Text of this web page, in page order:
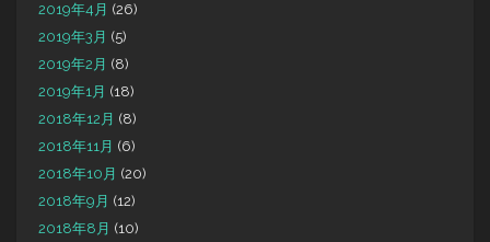
2019年4月 (26)
2019年3月 (5)
2019年2月 (8)
2019年1月 (18)
2018年12月 (8)
2018年11月 (6)
2018年10月 (20)
2018年9月 (12)
2018年8月 (10)